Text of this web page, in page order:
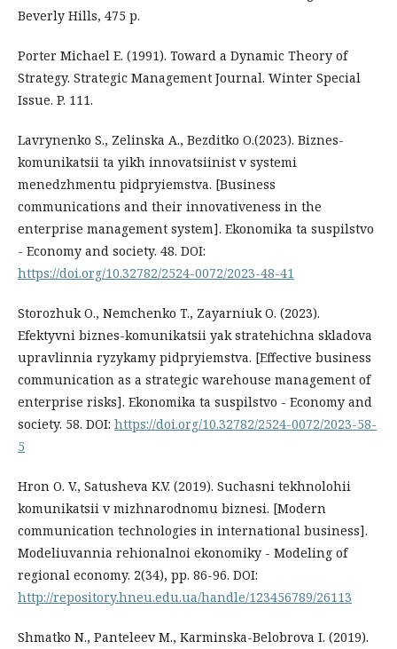
Beverly Hills, 475 р.
Porter Michael E. (1991). Toward a Dynamic Theory of
Strategy. Strategic Management Journal. Winter Special
Issue. P. 111.
Lavrynenko S., Zelinska A., Bezditko O.(2023). Biznes-
komunikatsii ta yikh innovatsiinist v systemi
menedzhmentu pidpryiemstva. [Business
communications and their innovativeness in the
enterprise management system]. Ekonomika ta suspilstvo
- Economy and society. 48. DOI:
https://doi.org/10.32782/2524-0072/2023-48-41
Storozhuk O., Nemchenko T., Zayarniuk O. (2023).
Efektyvni biznes-komunikatsii yak stratehichna skladova
upravlinnia ryzykamy pidpryiemstva. [Effective business
communication as a strategic warehouse management of
enterprise risks]. Ekonomika ta suspilstvo - Economy and
society. 58. DOI: https://doi.org/10.32782/2524-0072/2023-58-
5
Hron O. V., Satusheva K.V. (2019). Suchasni tekhnolohii
komunikatsii v mizhnarodnomu biznesi. [Modern
communication technologies in international business].
Modeliuvannia rehionalnoi ekonomiky - Modeling of
regional economy. 2(34), pp. 86-96. DOI:
http://repository.hneu.edu.ua/handle/123456789/26113
Shmatko N., Panteleev M., Karminska-Belobrova I. (2019).